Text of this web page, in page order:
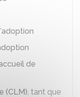
adoption
de
(CLM), tant que